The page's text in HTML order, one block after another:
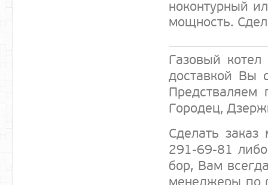
но­кон­турный
мощ­ность.
Га­зовый
дос­тавкой Вы
Предс­тва­ля­ем
Го­родец,
Сде­лать
291-69-81
бор, Вам